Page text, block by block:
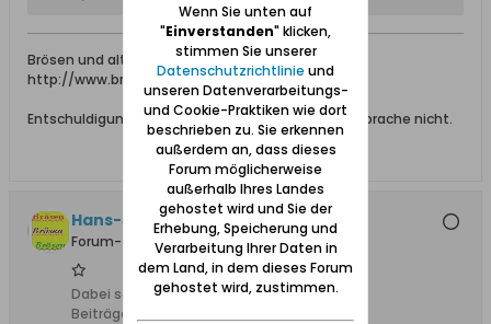
Brösen und alt Brzeźno - website und forum:
http://www.brzezno.net
Entschuldigung für Fehler. Ich spreche Deutsche Sprache nicht.
Hans-Joerg +, Ehrenmitglied
Forum-Teilnehmer
Dabei seit:
10.02.2008
Beiträge:
Wenn Sie unten auf
"Einverstanden" klicken,
stimmen Sie unserer
Datenschutzrichtlinie und
unseren Datenverarbeitungs-
und Cookie-Praktiken wie dort
beschrieben zu. Sie erkennen
außerdem an, dass dieses
Forum möglicherweise
außerhalb Ihres Landes
gehostet wird und Sie der
Erhebung, Speicherung und
Verarbeitung Ihrer Daten in
dem Land, in dem dieses Forum
gehostet wird, zustimmen.